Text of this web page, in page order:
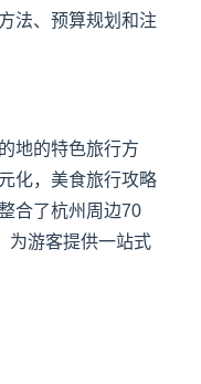
法、预算规划和注
地的特色旅行方
化，美食旅行攻略
合了杭州周边70
为游客提供一站式